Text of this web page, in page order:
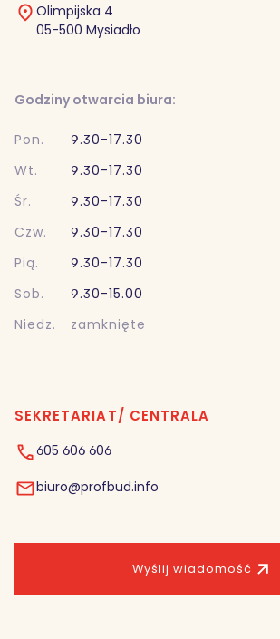
Wyślij wiadomość
Olimpijska 4
05-500 Mysiadło
Godziny otwarcia biura:
Pon.
9.30-17.30
Wt.
9.30-17.30
Śr.
9.30-17.30
Czw.
9.30-17.30
Pią.
9.30-17.30
Sob.
9.30-15.00
Niedz.
zamknięte
SEKRETARIAT/ CENTRALA
605 606 606
biuro@profbud.info